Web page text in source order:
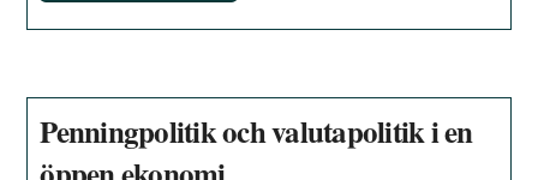
Penningpolitik och valutapolitik i en